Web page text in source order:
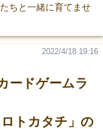
ちと一緒に育てませ
ードゲームラ
トカタチ」の
2022/4/18 19:16